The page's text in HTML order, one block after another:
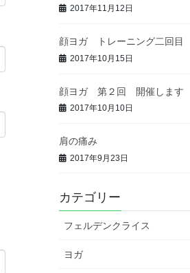
2017年11月12日
顔ヨガ トレーニング二回目
2017年10月15日
顔ヨガ 第２回 開催します
2017年10月10日
肩の痛み
2017年9月23日
カテゴリー
フェルデンクライス
ヨガ